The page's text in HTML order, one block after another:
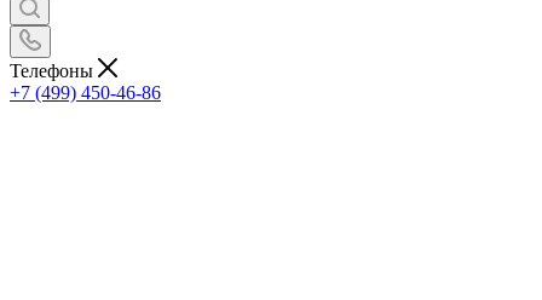
Телефоны
+7 (499) 450-46-86